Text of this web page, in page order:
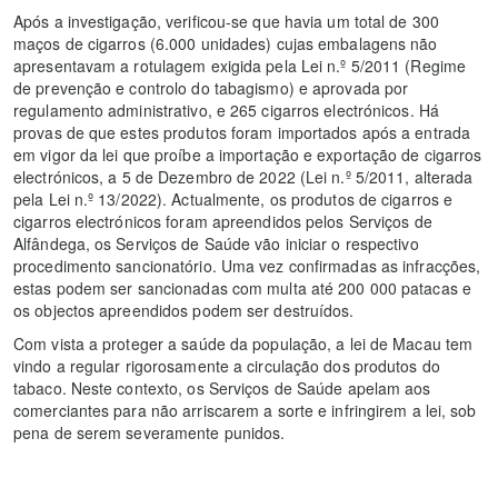
Após a investigação, verificou-se que havia um total de 300
maços de cigarros (6.000 unidades) cujas embalagens não
apresentavam a rotulagem exigida pela Lei n.º 5/2011 (Regime
de prevenção e controlo do tabagismo) e aprovada por
regulamento administrativo, e 265 cigarros electrónicos. Há
provas de que estes produtos foram importados após a entrada
em vigor da lei que proíbe a importação e exportação de cigarros
electrónicos, a 5 de Dezembro de 2022 (Lei n.º 5/2011, alterada
pela Lei n.º 13/2022). Actualmente, os produtos de cigarros e
cigarros electrónicos foram apreendidos pelos Serviços de
Alfândega, os Serviços de Saúde vão iniciar o respectivo
procedimento sancionatório. Uma vez confirmadas as infracções,
estas podem ser sancionadas com multa até 200 000 patacas e
os objectos apreendidos podem ser destruídos.
Com vista a proteger a saúde da população, a lei de Macau tem
vindo a regular rigorosamente a circulação dos produtos do
tabaco. Neste contexto, os Serviços de Saúde apelam aos
comerciantes para não arriscarem a sorte e infringirem a lei, sob
pena de serem severamente punidos.